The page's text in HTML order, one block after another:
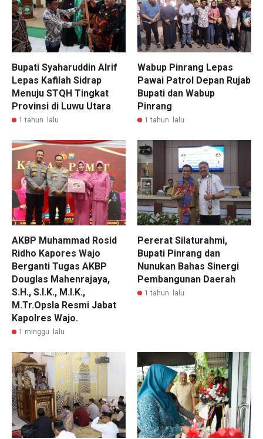
Bupati Syaharuddin Alrif
Lepas Kafilah Sidrap
Menuju STQH Tingkat
Provinsi di Luwu Utara
1 tahun lalu
Wabup Pinrang Lepas
Pawai Patrol Depan Rujab
Bupati dan Wabup
Pinrang
1 tahun lalu
AKBP Muhammad Rosid
Ridho Kapores Wajo
Berganti Tugas AKBP
Douglas Mahenrajaya,
S.H., S.I.K., M.I.K.,
M.Tr.Opsla Resmi Jabat
Kapolres Wajo.
1 minggu lalu
Pererat Silaturahmi,
Bupati Pinrang dan
Nunukan Bahas Sinergi
Pembangunan Daerah
1 tahun lalu